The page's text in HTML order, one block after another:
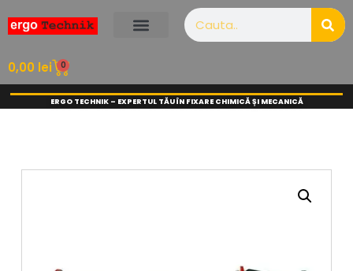
0,00 lei 0
ERGO TECHNIK – EXPERTUL TĂU ÎN FIXARE CHIMICĂ ȘI MECANICĂ